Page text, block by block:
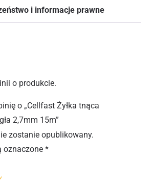
i informacje prawne
o produkcie.
o „Cellfast Żyłka tnąca
2,7mm 15m”
zostanie opublikowany.
oznaczone *